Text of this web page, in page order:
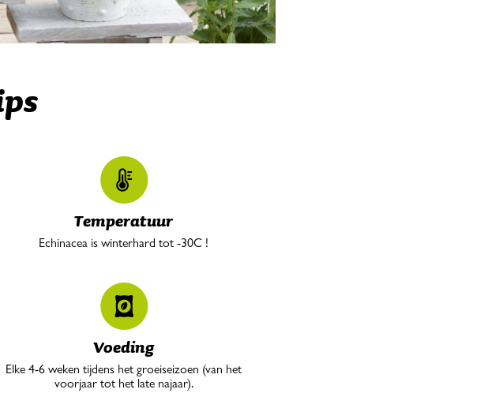
Temperatuur
Echinacea is winterhard tot -30C !
Voeding
Elke 4-6 weken tijdens het groeiseizoen (van het
voorjaar tot het late najaar).